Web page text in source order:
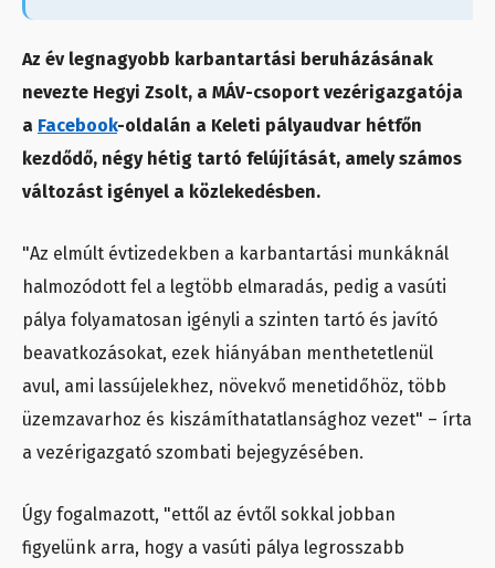
Az év legnagyobb karbantartási beruházásának
nevezte Hegyi Zsolt, a MÁV-csoport vezérigazgatója
a Facebook-oldalán a Keleti pályaudvar hétfőn
kezdődő, négy hétig tartó felújítását, amely számos
változást igényel a közlekedésben.
"Az elmúlt évtizedekben a karbantartási munkáknál
halmozódott fel a legtöbb elmaradás, pedig a vasúti
pálya folyamatosan igényli a szinten tartó és javító
beavatkozásokat, ezek hiányában menthetetlenül
avul, ami lassújelekhez, növekvő menetidőhöz, több
üzemzavarhoz és kiszámíthatatlansághoz vezet" – írta
a vezérigazgató szombati bejegyzésében.
Úgy fogalmazott, "ettől az évtől sokkal jobban
figyelünk arra, hogy a vasúti pálya legrosszabb